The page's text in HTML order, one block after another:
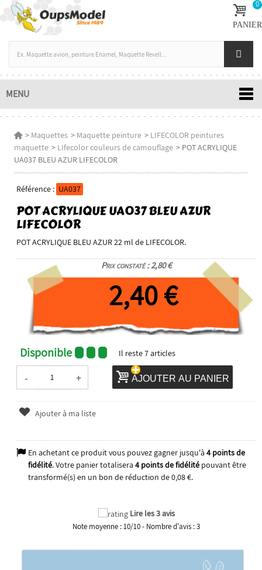
0
PANIER
MENU
> Maquettes > Maquette peinture > LIFECOLOR peintures
maquette > LIfecolor couleurs de camouflage > POT ACRYLIQUE
UA037 BLEU AZUR LIFECOLOR
Référence : UA037
POT ACRYLIQUE UA037 BLEU AZUR
LIFECOLOR
POT ACRYLIQUE BLEU AZUR 22 ml de LIFECOLOR.
Prix constaté : 2,80 €
2,40 €
Disponible Il reste7articles
- + AJOUTER AU PANIER
Ajouter à ma liste
En achetant ce produit vous pouvez gagner jusqu'à 4points de
fidélité. Votre panier totalisera 4points de fidélitépouvant être
transformé(s) en un bon de réduction de0,08 €.
Lire les 3 avis
Note moyenne :10/10- Nombre d'avis :3